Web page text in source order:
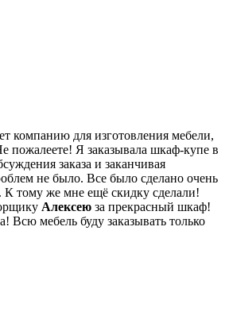
компанию для изготовления мебели,
пожалеете! Я заказывала шкаф-купе в
заказа и заканчивая
не было. Все было сделано очень
К тому же мне ещё скидку сделали!
Алексею за прекрасный шкаф!
Всю мебель буду заказывать только